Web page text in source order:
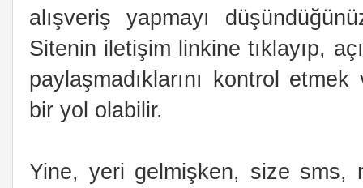
alışveriş yapmayı
Sitenin iletişim linkine tıklayıp,
paylaşmadıklarını kontrol
bir yol olabilir.
Yine, yeri gelmişken, size sms,